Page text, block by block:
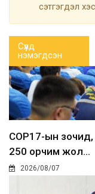
сэтгэгдэл
Сүүлд
нэмэгдсэн
COP17-ын зочид,
250 орчим жол...
2026/08/07